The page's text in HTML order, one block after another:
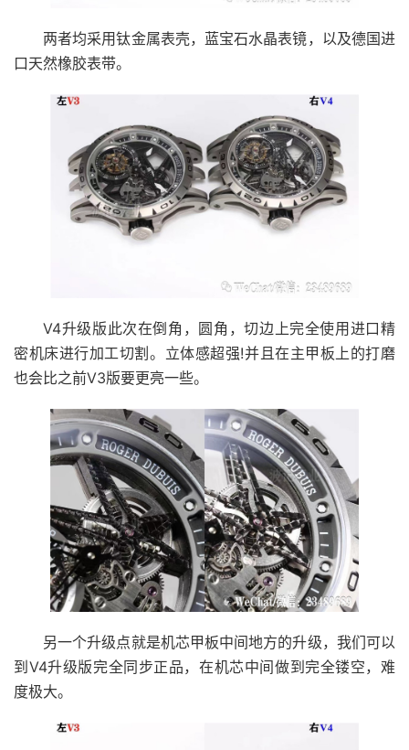
两者均采用钛金属表壳，蓝宝石水晶表镜，以及德国进
口天然橡胶表带。
V4升级版此次在倒角，圆角，切边上完全使用进口精
密机床进行加工切割。立体感超强!并且在主甲板上的打磨
也会比之前V3版要更亮一些。
另一个升级点就是机芯甲板中间地方的升级，我们可以
到V4升级版完全同步正品，在机芯中间做到完全镂空，难
度极大。